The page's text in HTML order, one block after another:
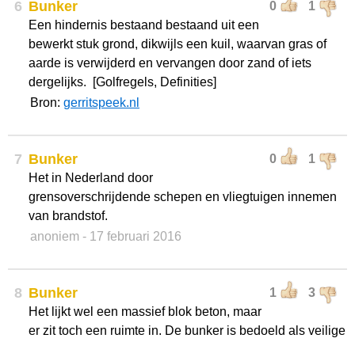
6 0 1
Bunker
Een hindernis bestaand bestaand uit een
bewerkt stuk grond, dikwijls een kuil, waarvan gras of
aarde is verwijderd en vervangen door zand of iets
dergelijks. [Golfregels, Definities]
Bron: gerritspeek.nl
7 0 1
Bunker
Het in Nederland door
grensoverschrijdende schepen en vliegtuigen innemen
van brandstof.
anoniem - 17 februari 2016
8 1 3
Bunker
Het lijkt wel een massief blok beton, maar
er zit toch een ruimte in. De bunker is bedoeld als veilige